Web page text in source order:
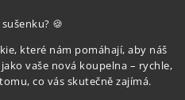
🍪
které nám pomáhají, aby náš
vaše nová koupelna – rychle,
co vás skutečně zajímá.
Klum Kohout kulový
plyn s motýlem, MxF,
3/4" PR30A